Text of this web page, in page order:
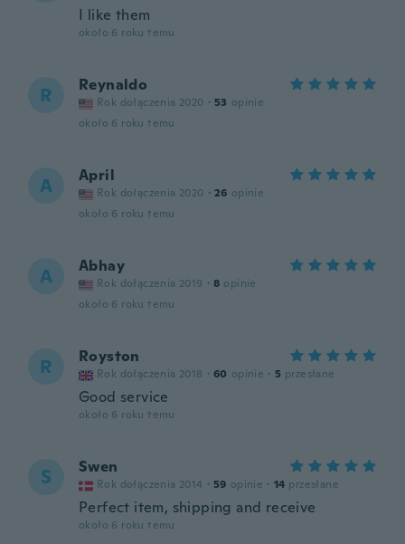
I like them
około 6 roku temu
R Reynaldo
Rok dołączenia 2020 · 53 opinie
około 6 roku temu
A April
Rok dołączenia 2020 · 26 opinie
około 6 roku temu
A Abhay
Rok dołączenia 2019 · 8 opinie
około 6 roku temu
R Royston
Rok dołączenia 2018 · 60 opinie · 5 przesłane
Good service
około 6 roku temu
S Swen
Rok dołączenia 2014 · 59 opinie · 14 przesłane
Perfect item, shipping and receive
około 6 roku temu